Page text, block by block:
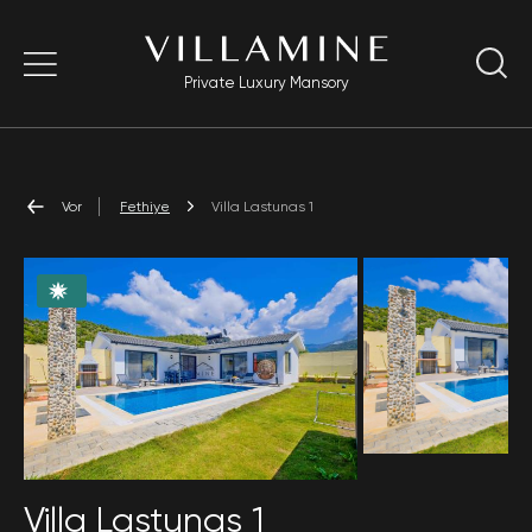
Private Luxury Mansory
Vor Fethiye Villa Lastunas 1
Villa Lastunas 1